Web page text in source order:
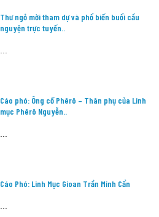
Thư ngỏ mời tham dự và phổ biến buổi cầu
nguyện trực tuyến..
Cáo phó: Ông cố Phêrô – Thân phụ của Linh
mục Phêrô Nguyễn..
Cáo Phó: Linh Mục Gioan Trần Minh Cẩn